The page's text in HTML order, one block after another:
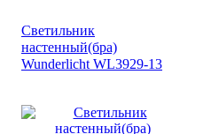
Светильник
настенный(бра)
Wunderlicht WL3929-13